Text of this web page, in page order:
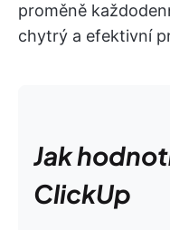
proměně
chytrý a efektivní
Jak
ClickUp